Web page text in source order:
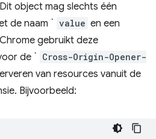
object mag slechts één
de naam ` value en een
gebruikt deze
de ` Cross-Origin-Opener-
van resources vanuit de
Bijvoorbeeld: